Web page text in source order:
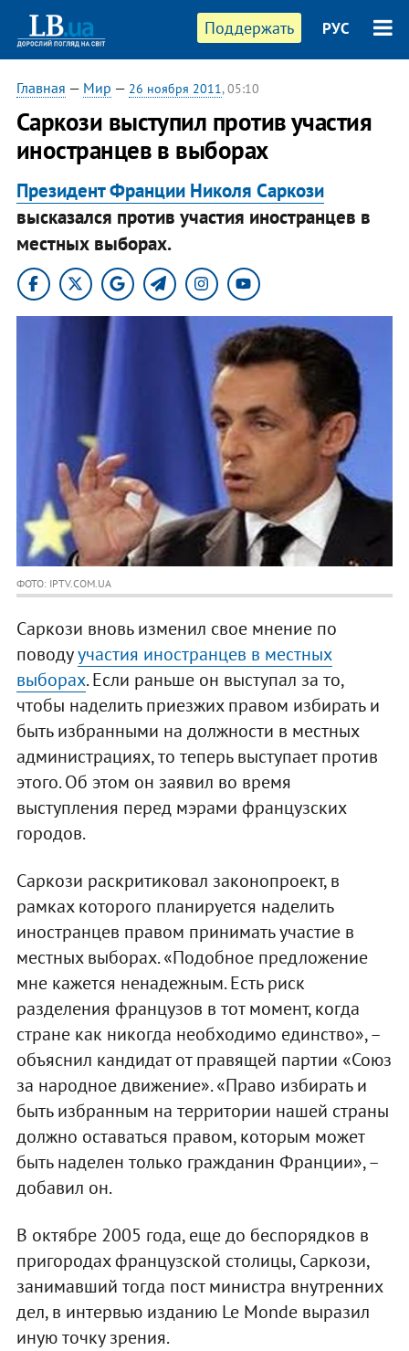
Поддержать РУС
Главная — Мир — 26 ноября 2011, 05:10
Саркози выступил против участия
иностранцев в выборах
Президент Франции Николя Саркози
высказался против участия иностранцев в
местных выборах.
ФОТО: IPTV.COM.UA
Саркози вновь изменил свое мнение по
поводуучастия иностранцев в местных
выборах. Если раньше он выступал за то,
чтобы наделить приезжих правом избирать и
быть избранными на должности в местных
администрациях, то теперь выступает против
этого. Об этом он заявил во время
выступления перед мэрами французских
городов.
Саркози раскритиковал законопроект, в
рамках которого планируется наделить
иностранцев правом принимать участие в
местных выборах. «Подобное предложение
мне кажется ненадежным. Есть риск
разделения французов в тот момент, когда
стране как никогда необходимо единство», –
объяснил кандидат от правящей партии «Союз
за народное движение». «Право избирать и
быть избранным на территории нашей страны
должно оставаться правом, которым может
быть наделен только гражданин Франции», –
добавил он.
В октябре 2005 года, еще до беспорядков в
пригородах французской столицы, Саркози,
занимавший тогда пост министра внутренних
дел, в интервью изданию Le Monde выразил
иную точку зрения.